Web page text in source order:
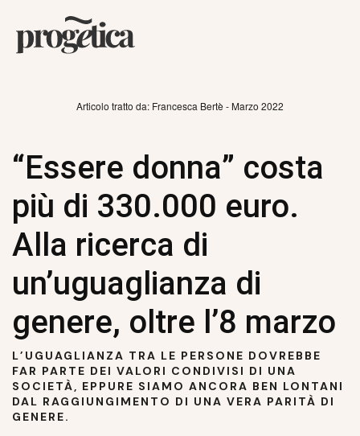
Articolo tratto da: Francesca Bertè - Marzo 2022
“Essere donna” costa
più di 330.000 euro.
Alla ricerca di
un’uguaglianza di
genere, oltre l’8 marzo
L’UGUAGLIANZA TRA LE PERSONE DOVREBBE
FAR PARTE DEI VALORI CONDIVISI DI UNA
SOCIETÀ, EPPURE SIAMO ANCORA BEN LONTANI
DAL RAGGIUNGIMENTO DI UNA VERA PARITÀ DI
GENERE.